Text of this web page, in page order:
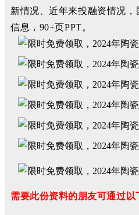
新情况、近年来投融资情况
信息，90+页PPT。
需要此份资料的朋友可通过以